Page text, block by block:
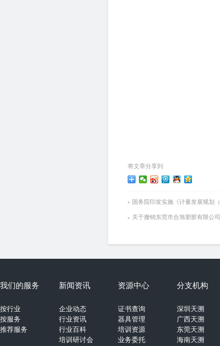
将文章分享到
国务院印发实施《计量发展规划
关于撤销东莞市合旭塑胶有限公
我们的服务
按行业
按服务
推荐服务
新闻资讯
企业动态
行业资讯
行业百科
培训研讨会
资源中心
证书查询
器具管理
培训资源
业务委托
分支机构
深圳天溯
广西天溯
东莞天溯
海南天溯